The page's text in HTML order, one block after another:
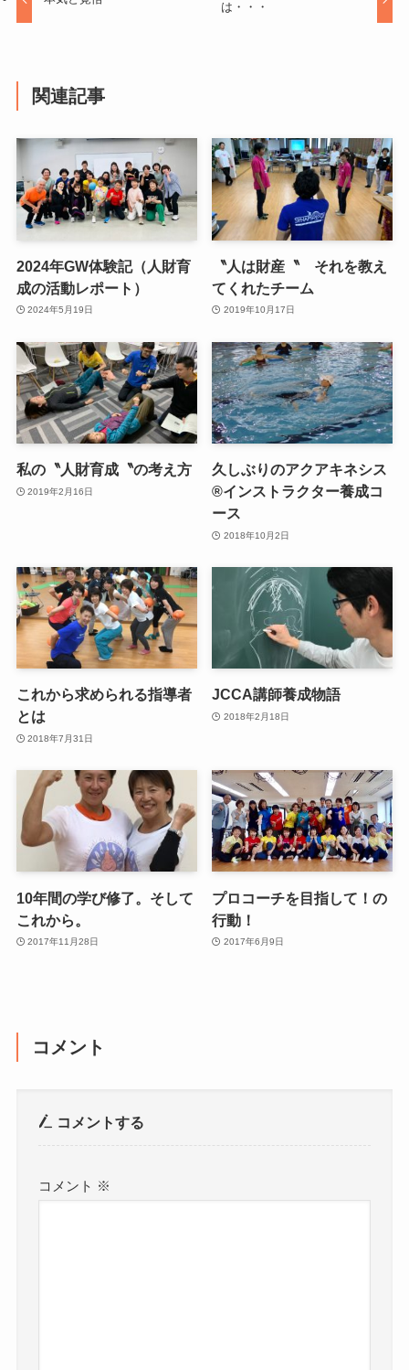
は・・・
関連記事
2024年GW体験記（人財育
成の活動レポート）
2024年5月19日
〝人は財産〝 それを教え
てくれたチーム
2019年10月17日
私の〝人財育成〝の考え方
2019年2月16日
久しぶりのアクアキネシス
®︎インストラクター養成コ
ース
2018年10月2日
これから求められる指導者
とは
2018年7月31日
JCCA講師養成物語
2018年2月18日
10年間の学び修了。そして
これから。
2017年11月28日
プロコーチを目指して！の
行動！
2017年6月9日
コメント
コメントする
コメント ※